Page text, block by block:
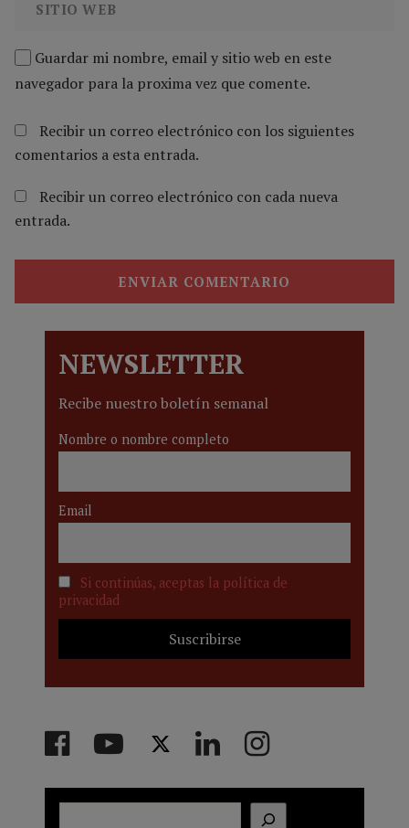
Guardar mi nombre, email y sitio web en este
navegador para la proxima vez que comente.
Recibir un correo electrónico con los siguientes
comentarios a esta entrada.
Recibir un correo electrónico con cada nueva
entrada.
NEWSLETTER
Recibe nuestro boletín semanal
Nombre o nombre completo
Email
Si continúas, aceptas la política de
privacidad